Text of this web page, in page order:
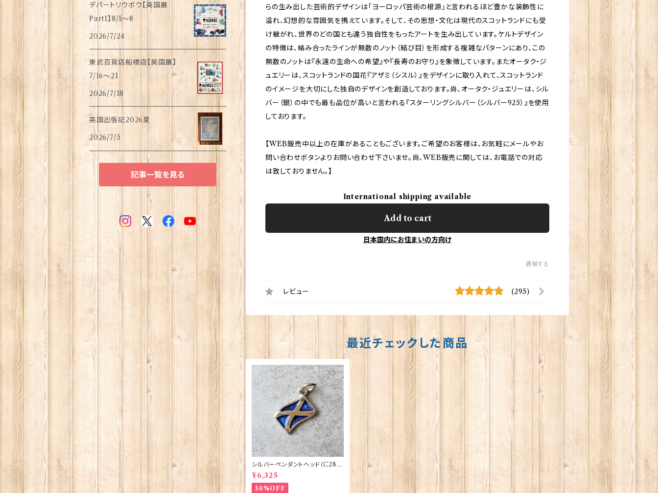
らの生み出した芸術的デザインは「ヨーロッパ芸術の根源」と言われるほど豊かな装飾性に
溢れ、幻想的な雰囲気を携えています。そして、その思想・文化は現代のスコットランドにも受
け継がれ、世界のどの国とも違う独自性をもったアートを生み出しています。ケルトデザイン
の特徴は、絡み合ったラインが無数のノット（結び目）を形成する複雑なパターンにあり、この
無数のノットは『永遠の生命への希望』や『長寿のお守り』を象徴しています。またオータク・ジ
ュエリーは、スコットランドの国花『アザミ（シスル）』をデザインに取り入れて、スコットランド
のイメージを大切にした独自のデザインを創造しております。尚、オータク・ジュエリーは、シル
バー（銀）の中でも最も品位が高いと言われる『スターリングシルバー（シルバー925）』を使用
しております。
【WEB販売中以上の在庫があることもございます。ご希望のお客様は、お気軽にメールやお
問い合わせボタンよりお問い合わせ下さいませ。尚、WEB販売に関しては、お電話での対応
は致しておりません。】
International shipping available
Add to cart
日本国内にお住まいの方向け
通報する
レビュー (295)
最近チェックした商品
シルバーペンダントヘッド（C28
8）スコットランド旗 ORTAK 701
61
¥6,325
50%OFF
デパートリウボウ【英国展
Part1】8/1〜8
2026/7/24
東武百貨店船橋店【英国展】
7/16～21
2026/7/18
英国出張記2026夏
2026/7/5
記事一覧を見る